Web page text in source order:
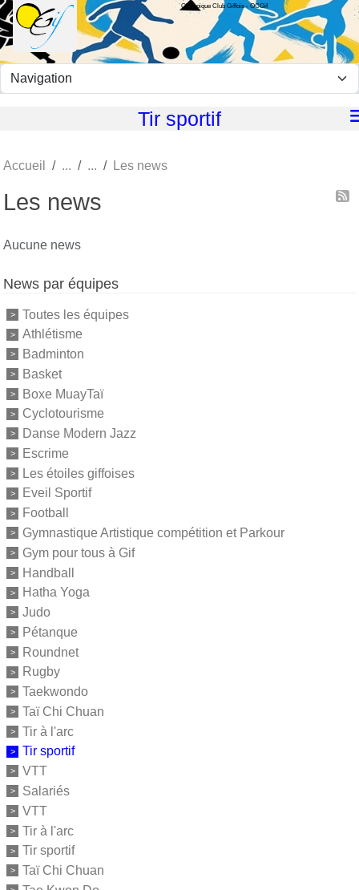
Olympique Club Giffois - OCGif
Tir sportif
Accueil Les news
Les news
Aucune news
News par équipes
Toutes les équipes
Athlétisme
Badminton
Basket
Boxe MuayTaï
Cyclotourisme
Danse Modern Jazz
Escrime
Les étoiles giffoises
Eveil Sportif
Football
Gymnastique Artistique compétition et Parkour
Gym pour tous à Gif
Handball
Hatha Yoga
Judo
Pétanque
Roundnet
Rugby
Taekwondo
Taï Chi Chuan
Tir à l'arc
Tir sportif
VTT
Salariés
VTT
Tir à l'arc
Tir sportif
Taï Chi Chuan
Panneau de gestion des cookies